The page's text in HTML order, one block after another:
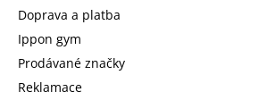
Doprava a platba
Ippon gym
Prodávané značky
Reklamace